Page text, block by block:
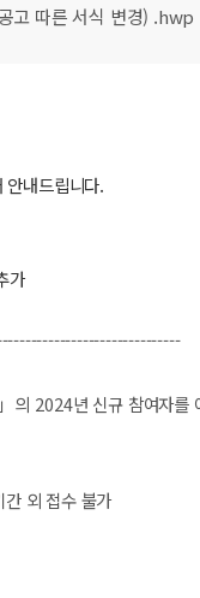
고 따른 서식 변경) .hwp
안내드립니다.
가
」 의 2024년 신규 참여자를
간 외 접수 불가